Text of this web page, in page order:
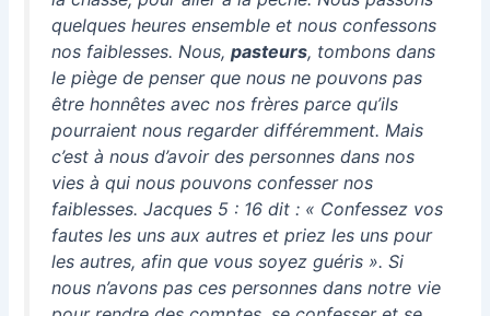
quelques heures ensemble et nous confessons
nos faiblesses. Nous,pasteurs, tombons dans
le piège de penser que nous ne pouvons pas
être honnêtes avec nos frères parce qu’ils
pourraient nous regarder différemment. Mais
c’est à nous d’avoir des personnes dans nos
vies à qui nous pouvons confesser nos
faiblesses. Jacques 5 : 16 dit : « Confessez vos
fautes les uns aux autres et priez les uns pour
les autres, afin que vous soyez guéris ». Si
nous n’avons pas ces personnes dans notre vie